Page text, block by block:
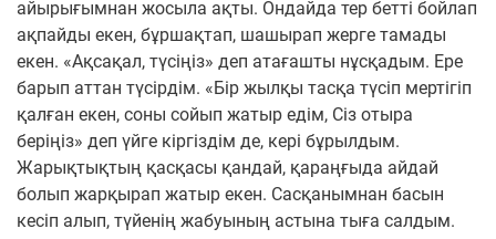
айырығымнан жосыла ақты. Ондайда тер бетті бойлап
ақпайды екен, бұршақтап, шашырап жерге тамады
екен. «Ақсақал, түсіңіз» деп атағашты нұсқадым. Ере
барып аттан түсірдім. «Бір жылқы тасқа түсіп мертігіп
қалған екен, соны сойып жатыр едім, Сіз отыра
беріңіз» деп үйге кіргіздім де, кері бұрылдым.
Жарықтықтың қасқасы қандай, қараңғыда айдай
болып жарқырап жатыр екен. Сасқанымнан басын
кесіп алып, түйенің жабуының астына тыға салдым.